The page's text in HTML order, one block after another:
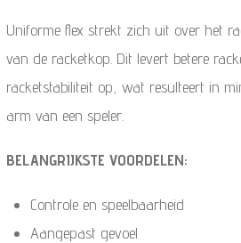
Uniforme flex strekt zich uit over het
van de racketkop. Dit levert betere
racketstabiliteit op, wat resulteert in
arm van een speler.
BELANGRIJKSTE VOORDELEN:
Controle en speelbaarheid
Aangepast gevoel